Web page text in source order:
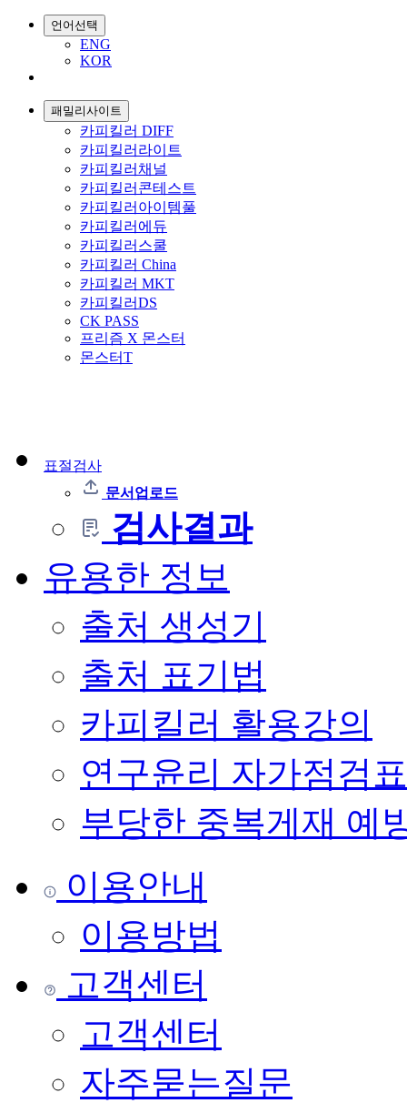
언어선택
ENG
KOR
패밀리사이트
카피킬러 DIFF
카피킬러라이트
카피킬러채널
카피킬러콘테스트
카피킬러아이템풀
카피킬러에듀
카피킬러스쿨
카피킬러 China
카피킬러 MKT
카피킬러DS
CK PASS
프리즘 X 몬스터
몬스터T
표절검사
문서업로드
검사결과
유용한 정보
출처 생성기
출처 표기법
카피킬러 활용강의
연구윤리 자가점검표
부당한 중복게재 예
이용안내
이용방법
고객센터
고객센터
자주묻는질문